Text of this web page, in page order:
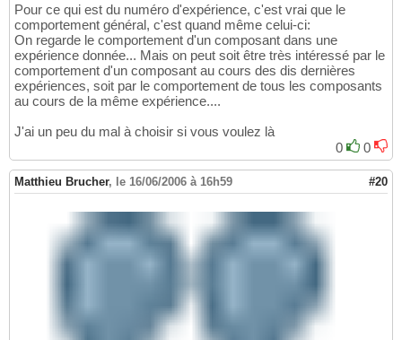
Pour ce qui est du numéro d'expérience, c'est vrai que le
comportement général, c'est quand même celui-ci:
On regarde le comportement d'un composant dans une
expérience donnée... Mais on peut soit être très intéressé par le
comportement d'un composant au cours des dis dernières
expériences, soit par le comportement de tous les composants
au cours de la même expérience....
J'ai un peu du mal à choisir si vous voulez là
0
0
Matthieu Brucher, le 16/06/2006 à 16h59 #20